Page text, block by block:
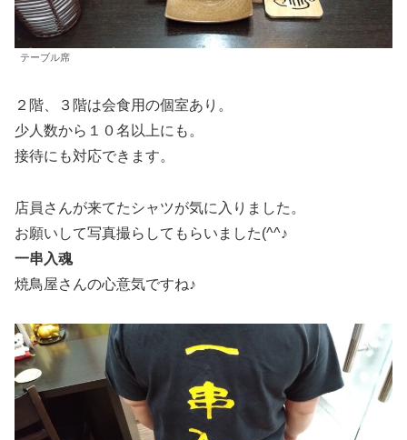
テーブル席
２階、３階は会食用の個室あり。
少人数から１０名以上にも。
接待にも対応できます。
店員さんが来てたシャツが気に入りました。
お願いして写真撮らしてもらいました(^^♪
一串入魂
焼鳥屋さんの心意気ですね♪